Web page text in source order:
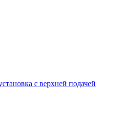
с верхней подачей